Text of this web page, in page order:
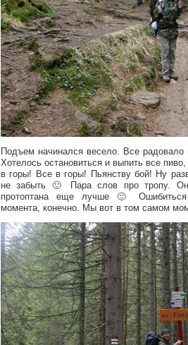
Подъем начинался весело. Все радовало
Хотелось остановиться и выпить все
в горы! Все в горы! Пьянству бой! Ну
не забыть 🙂 Пара слов про тропу.
протоптана еще лучше 🙂 Ошибиться
момента, конечно. Мы вот в том самом